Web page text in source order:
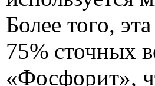
Более того,
75% сточных
«Фосфорит»,